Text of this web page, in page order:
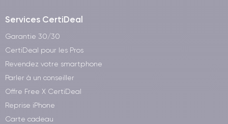
Services CertiDeal
Garantie 30/30
CertiDeal pour les Pros
Revendez votre smartphone
Parler à un conseiller
Offre Free X CertiDeal
Reprise iPhone
Carte cadeau